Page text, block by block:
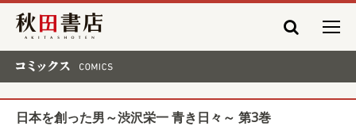
秋田書店
日本を創った男～渋沢栄一 青き日々～ 第3巻